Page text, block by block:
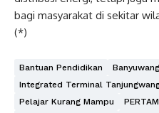
bagi masyarakat di sekitar
(*)
Bantuan Pendidikan
Integrated Terminal
Pelajar Kurang Mampu